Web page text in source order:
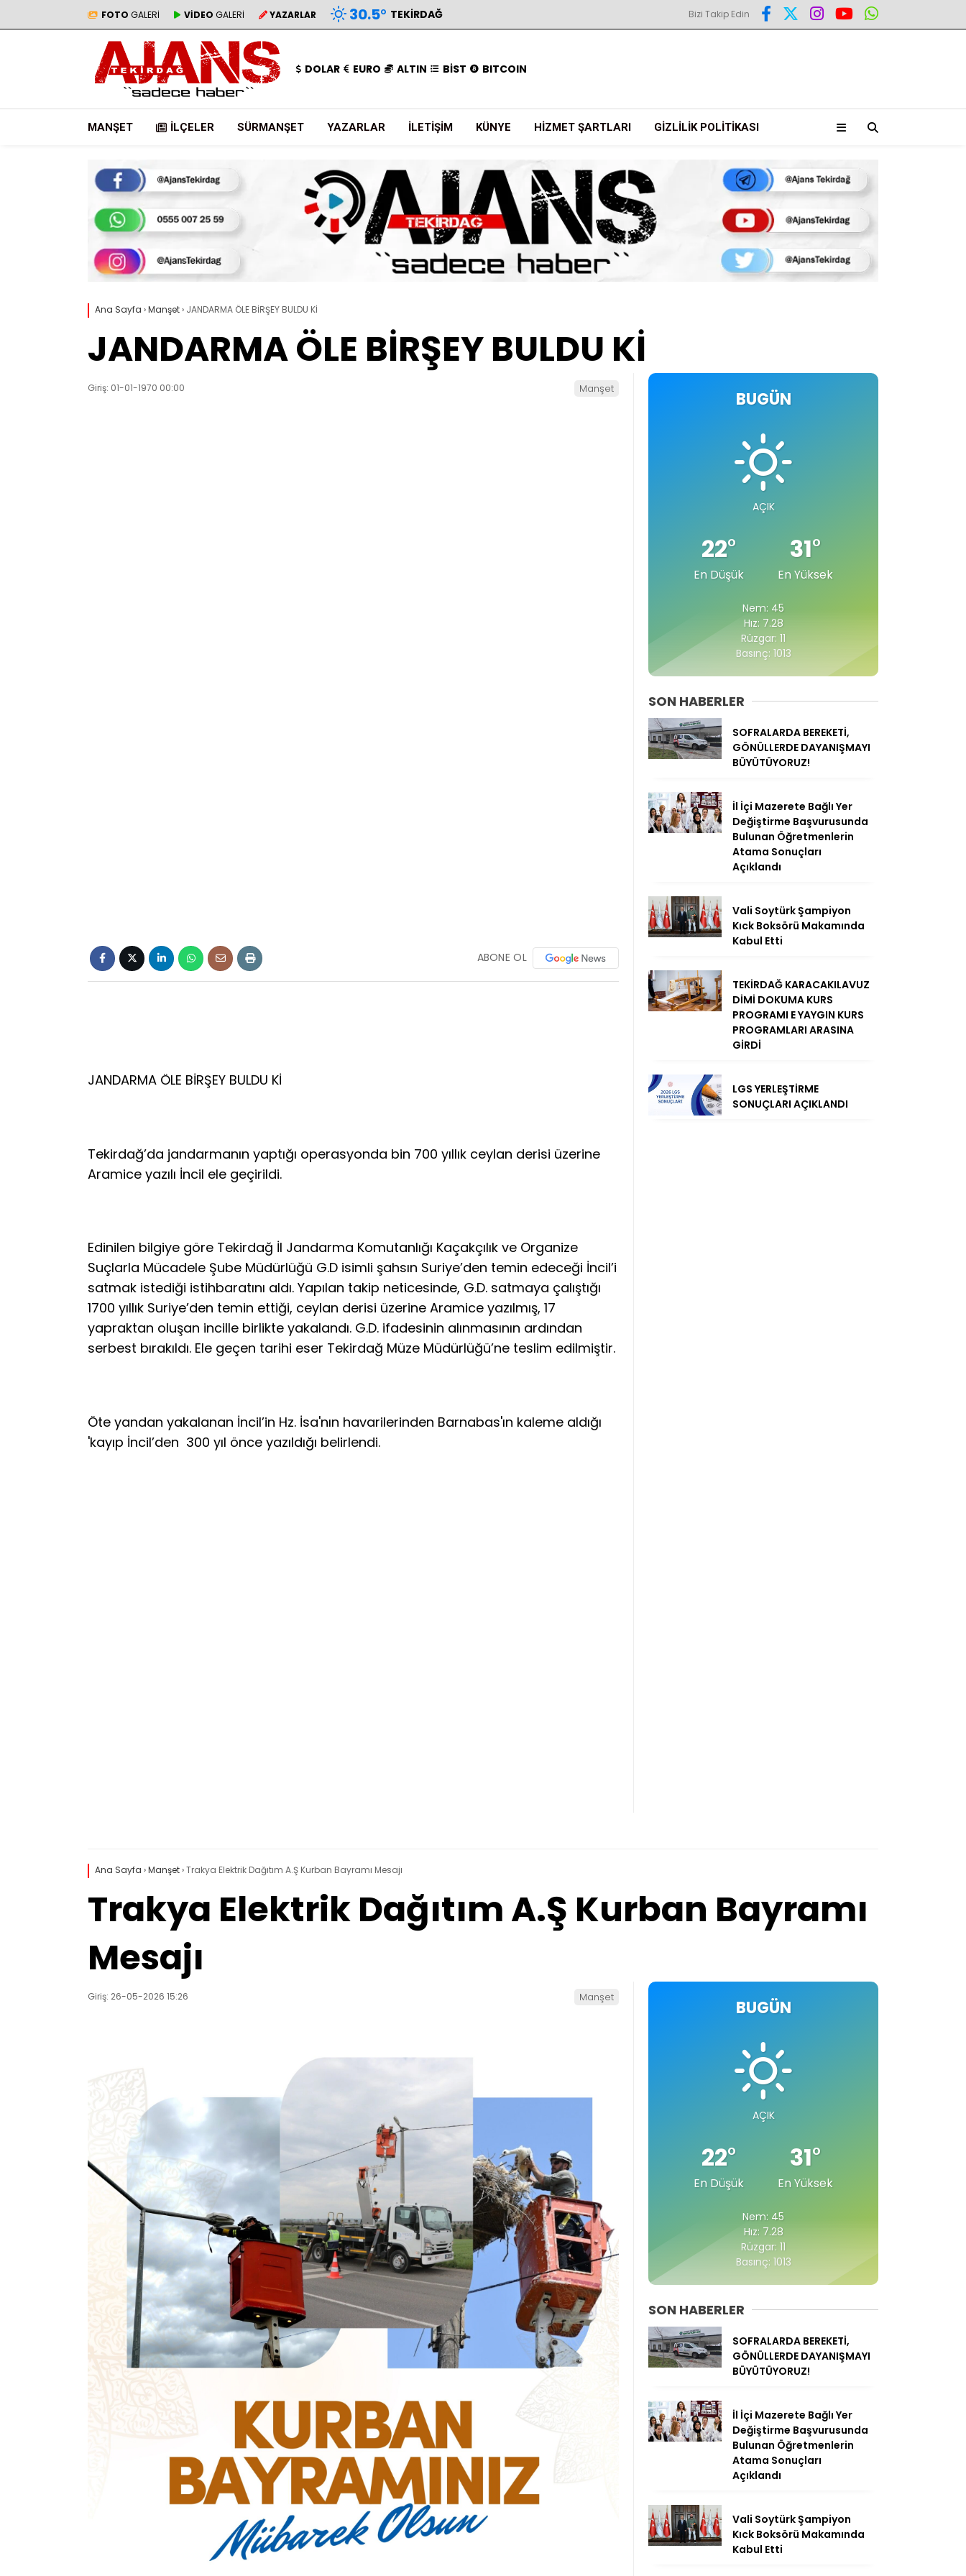
FOTO GALERİ VİDEO GALERİ YAZARLAR 30.5° TEKIRDAĞ Bizi Takip Edin
DOLAR EURO ALTIN BİST BITCOIN
MANŞET İLÇELER SÜRMANŞET YAZARLAR İLETIŞIM KÜNYE HIZMET ŞARTLARI GIZLILIK POLITIKASI
Ana Sayfa ›Manşet› JANDARMA ÖLE BİRŞEY BULDU Kİ
JANDARMA ÖLE BİRŞEY BULDU Kİ
Giriş: 01-01-1970 00:00 Manşet
ABONE OL
JANDARMA ÖLE BİRŞEY BULDU Kİ
Tekirdağ’da jandarmanın yaptığı operasyonda bin 700 yıllık ceylan derisi üzerine
Aramice yazılı İncil ele geçirildi.
Edinilen bilgiye göre Tekirdağ İl Jandarma Komutanlığı Kaçakçılık ve Organize
Suçlarla Mücadele Şube Müdürlüğü G.D isimli şahsın Suriye’den temin edeceği İncil’i
satmak istediği istihbaratını aldı. Yapılan takip neticesinde, G.D. satmaya çalıştığı
1700 yıllık Suriye’den temin ettiği, ceylan derisi üzerine Aramice yazılmış, 17
yapraktan oluşan incille birlikte yakalandı. G.D. ifadesinin alınmasının ardından
serbest bırakıldı. Ele geçen tarihi eser Tekirdağ Müze Müdürlüğü’ne teslim edilmiştir.
Öte yandan yakalanan İncil’in Hz. İsa'nın havarilerinden Barnabas'ın kaleme aldığı
'kayıp İncil’den 300 yıl önce yazıldığı belirlendi.
BUGÜN
AÇIK
22°
En Düşük
31°
En Yüksek
Nem: 45
Hız: 7.28
Rüzgar: 11
Basınç: 1013
SON HABERLER
SOFRALARDA BEREKETİ,
GÖNÜLLERDE DAYANIŞMAYI
BÜYÜTÜYORUZ!
İl İçi Mazerete Bağlı Yer
Değiştirme Başvurusunda
Bulunan Öğretmenlerin
Atama Sonuçları
Açıklandı
Vali Soytürk Şampiyon
Kıck Boksörü Makamında
Kabul Etti
TEKİRDAĞ KARACAKILAVUZ
DİMİ DOKUMA KURS
PROGRAMI E YAYGIN KURS
PROGRAMLARI ARASINA
GİRDİ
LGS YERLEŞTİRME
SONUÇLARI AÇIKLANDI
Ana Sayfa ›Manşet›Trakya Elektrik Dağıtım A.Ş Kurban Bayramı Mesajı
Trakya Elektrik Dağıtım A.Ş Kurban Bayramı
Mesajı
Giriş: 26-05-2026 15:26 Manşet BUGÜN
AÇIK
22°
En Düşük
31°
En Yüksek
Nem: 45
Hız: 7.28
Rüzgar: 11
Basınç: 1013
SON HABERLER
SOFRALARDA BEREKETİ,
GÖNÜLLERDE DAYANIŞMAYI
BÜYÜTÜYORUZ!
İl İçi Mazerete Bağlı Yer
Değiştirme Başvurusunda
Bulunan Öğretmenlerin
Atama Sonuçları
Açıklandı
Vali Soytürk Şampiyon
Kıck Boksörü Makamında
Kabul Etti